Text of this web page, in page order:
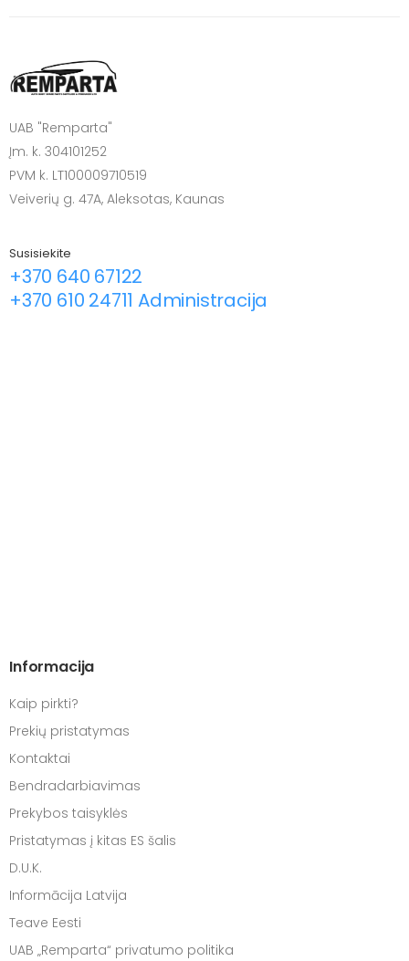
UAB "Remparta"
Įm. k. 304101252
PVM k. LT100009710519
Veiverių g. 47A, Aleksotas, Kaunas
Susisiekite
+370 640 67122
+370 610 24711 Administracija
Informacija
Kaip pirkti?
Prekių pristatymas
Kontaktai
Bendradarbiavimas
Prekybos taisyklės
Pristatymas į kitas ES šalis
D.U.K.
Informācija Latvija
Teave Eesti
UAB „Remparta“ privatumo politika